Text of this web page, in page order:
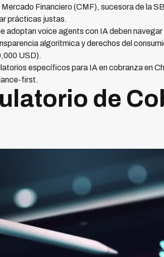
Financiero (CMF), sucesora de la
prácticas justas.
adoptan voice agents con IA deben
algorítmica y derechos del
USD).
específicos para IA en cobranza en
first.
de